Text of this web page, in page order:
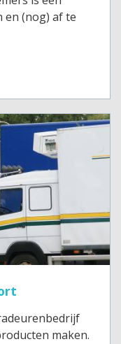
en (nog) af te
maken.